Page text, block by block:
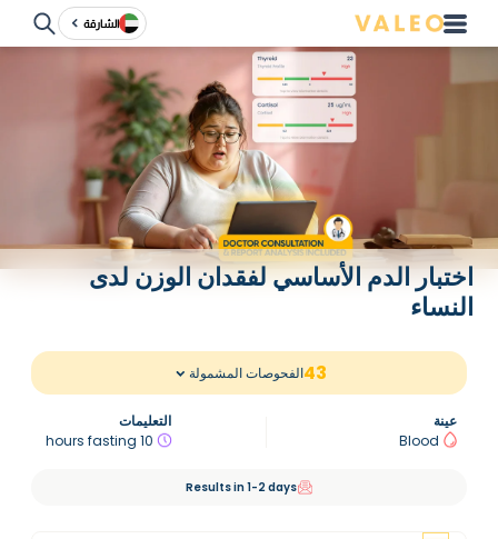
الشارقة
اختبار الدم الأساسي لفقدان الوزن لدى
النساء
43الفحوصات المشمولة
عينة
Blood
التعليمات
10 hours fasting
Results in 1-2 days